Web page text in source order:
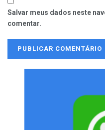
Salvar meus dados neste
comentar.